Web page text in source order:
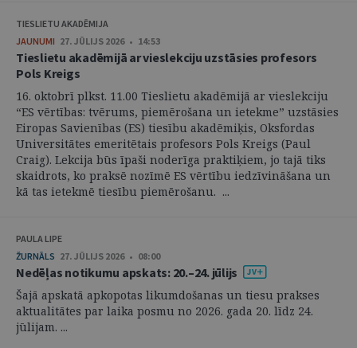
TIESLIETU AKADĒMIJA
JAUNUMI 27. JŪLIJS 2026 • 14:53
Tieslietu akadēmijā ar vieslekciju uzstāsies profesors
Pols Kreigs
16. oktobrī plkst. 11.00 Tieslietu akadēmijā ar vieslekciju
“ES vērtības: tvērums, piemērošana un ietekme” uzstāsies
Eiropas Savienības (ES) tiesību akadēmiķis, Oksfordas
Universitātes emeritētais profesors Pols Kreigs (Paul
Craig). Lekcija būs īpaši noderīga praktiķiem, jo tajā tiks
skaidrots, ko praksē nozīmē ES vērtību iedzīvināšana un
kā tas ietekmē tiesību piemērošanu. ...
PAULA LIPE
ŽURNĀLS 27. JŪLIJS 2026 • 08:00
Nedēļas notikumu apskats: 20.–24. jūlijs
Šajā apskatā apkopotas likumdošanas un tiesu prakses
aktualitātes par laika posmu no 2026. gada 20. līdz 24.
jūlijam. ...